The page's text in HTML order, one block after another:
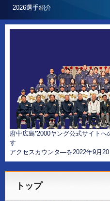
2026選手紹介
府中広島❜2000ヤング公式サイト
す
アクセスカウンタ―を2022年9月
トップ